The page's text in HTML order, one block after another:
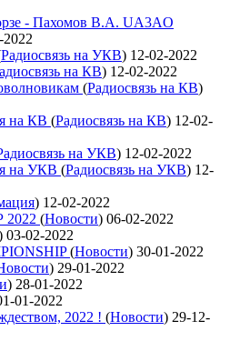
- Пахомов В.А. UA3AO
2022
Радиосвязь на УКВ) 12-02-2022
на КВ) 12-02-2022
(Радиосвязь на КВ)
на КВ (Радиосвязь на КВ) 12-02-
на УКВ) 12-02-2022
на УКВ (Радиосвязь на УКВ) 12-
) 12-02-2022
2022 (Новости) 06-02-2022
03-02-2022
(Новости) 30-01-2022
) 29-01-2022
) 28-01-2022
01-2022
2022 ! (Новости) 29-12-